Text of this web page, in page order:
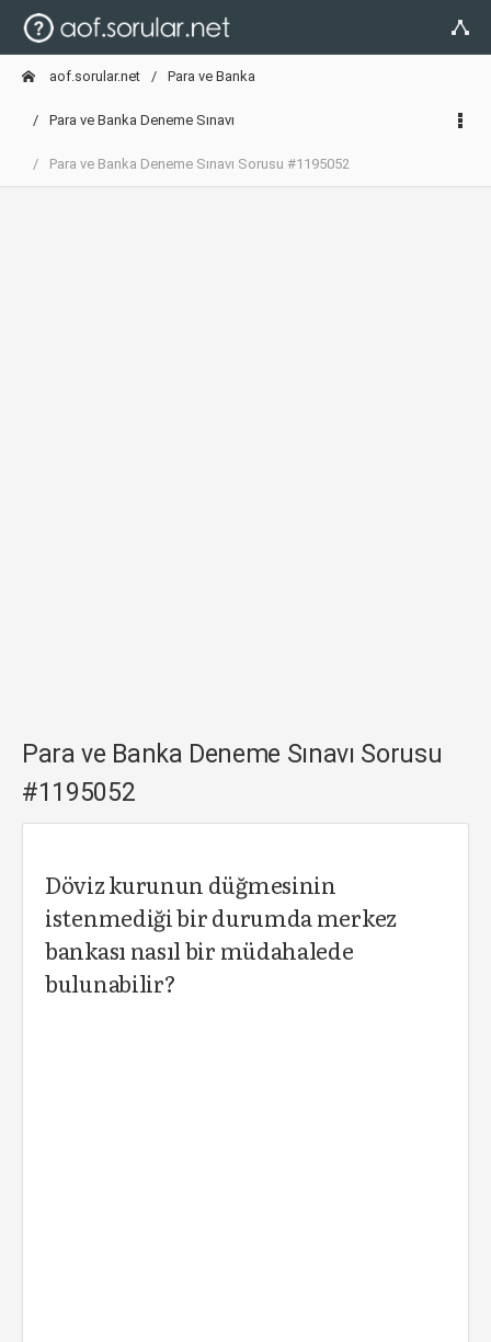
aof.sorular.net Para ve Banka
Para ve Banka Deneme Sınavı
Para ve Banka Deneme Sınavı Sorusu #1195052
Para ve Banka Deneme Sınavı Sorusu
#1195052
Döviz kurunun düğmesinin
istenmediği bir durumda merkez
bankası nasıl bir müdahalede
bulunabilir?